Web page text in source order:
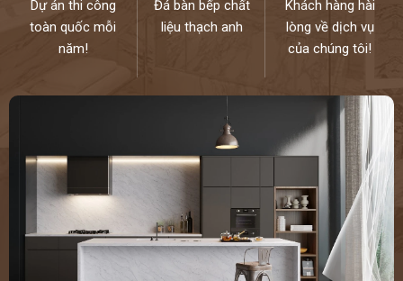
Dự án thi công
toàn quốc mỗi
năm!
Đá bàn bếp chất
liệu thạch anh
Khách hàng hài
lòng về dịch vụ
của chúng tôi!